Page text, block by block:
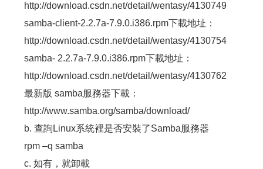
http://download.csdn.net/detail/wentasy/4130749
samba-client-2.2.7a-7.9.0.i386.rpm下載地址：
http://download.csdn.net/detail/wentasy/4130754
samba- 2.2.7a-7.9.0.i386.rpm下載地址：
http://download.csdn.net/detail/wentasy/4130762
最新版 samba服務器下載：
http://www.samba.org/samba/download/
b. 查詢Linux系統裡是否安裝了Samba服務器
rpm –q samba
c. 如有，就卸載